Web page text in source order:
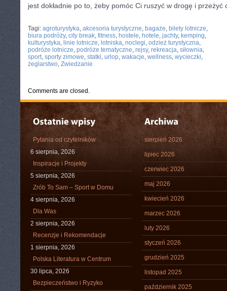
jest dokładnie po to, żeby pomóc Ci ruszyć w drogę i przeżyć
Tagi: agroturystyka, akcesoria turystyczne, bagaże, bilety lotnicze,
biura podróży, city break, fitness, hostele, hotele, jachty, kemping,
kulturystyka, linie lotnicze, lotniska, noclegi, odzież turystyczna,
podróże lotnicze, podróże tematyczne, rejsy, rekreacja, siłownia,
sport, sporty zimowe, statki, urlop, wakacje, wellness, wycieczki,
żeglarstwo, Zwiedzanie
Comments are closed.
Pytania od czytelników
6 sierpnia, 2026
Inspiracje i Projekty
5 sierpnia, 2026
Zrób To Sam – Sport w Domu
4 sierpnia, 2026
Dla Was
2 sierpnia, 2026
Recenzje i Rekomendacje
1 sierpnia, 2026
Polska Literatura w Centrum
30 lipca, 2026
Bezpieczeństwo i Ryzyko
sierpień 2026
lipiec 2026
czerwiec 2026
maj 2026
kwiecień 2026
marzec 2026
luty 2026
styczeń 2026
grudzień 2025
listopad 2025
październik 2025